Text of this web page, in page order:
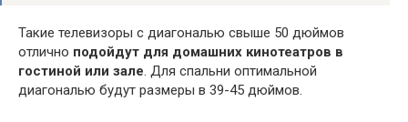
Такие телевизоры с диагональю свыше 50 дюймов
отлично подойдут для домашних кинотеатров в
гостиной или зале. Для спальни оптимальной
диагональю будут размеры в 39-45 дюймов.